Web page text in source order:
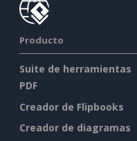
Producto
Suite de herramientas
PDF
Creador de Flipbooks
Creador de diagramas